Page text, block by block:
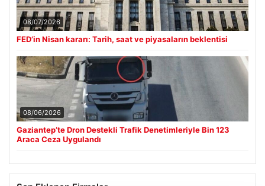
08/07/2026
FED’in Nisan kararı: Tarih, saat ve piyasaların beklentisi
08/06/2026
Gaziantep’te Dron Destekli Trafik Denetimleriyle Bin 123
Araca Ceza Uygulandı